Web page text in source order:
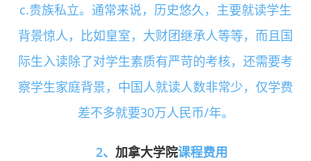
c.贵族私立。通常来说，历史悠久，主要就读学生
背景惊人，比如皇室，大财团继承人等等，而且国
际生入读除了对学生素质有严苛的考核，还需要考
察学生家庭背景，中国人就读人数非常少，仅学费
差不多就要30万人民币/年。
2、 加拿大学院课程费用